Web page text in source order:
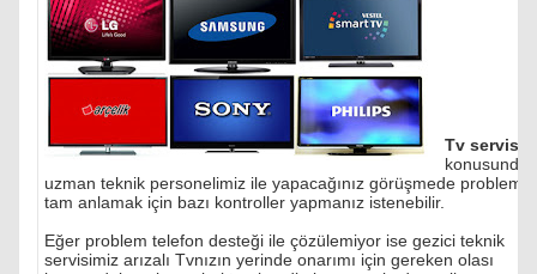
Tv servisi
konusunda
uzman teknik personelimiz ile yapacağınız görüşmede problemi
tam anlamak için bazı kontroller yapmanız istenebilir.
Eğer problem telefon desteği ile çözülemiyor ise gezici teknik
servisimiz arızalı Tvnızın yerinde onarımı için gereken olası